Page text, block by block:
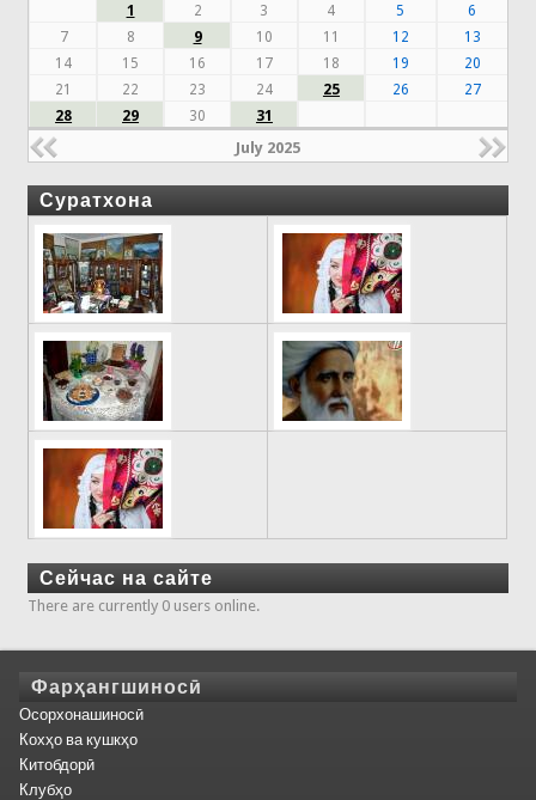
1
2 3 4 5
6
7
8 9 10 11 12
13
14
15 16 17 18 19
20
21
22 23 24 25 26
27
28
29 30 31
July 2025
Суратхона
Сейчас на сайте
There are currently 0 users online.
Фарҳангшиносӣ
Осорхонашиносӣ
Кохҳо ва кушкҳо
Китобдорӣ
Клубҳо